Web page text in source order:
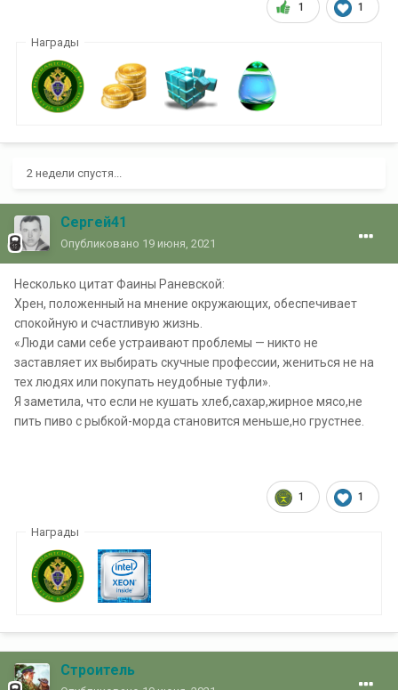
1 1
Награды
2 недели спустя...
Сергей41
Опубликовано 19 июня, 2021
Несколько цитат Фаины Раневской:
Хрен, положенный на мнение окружающих, обеспечивает
спокойную и счастливую жизнь.
«Люди сами себе устраивают проблемы — никто не
заставляет их выбирать скучные профессии, жениться не на
тех людях или покупать неудобные туфли».
Я заметила, что если не кушать хлеб,сахар,жирное мясо,не
пить пиво с рыбкой-морда становится меньше,но грустнее.
1 1
Награды
Строитель